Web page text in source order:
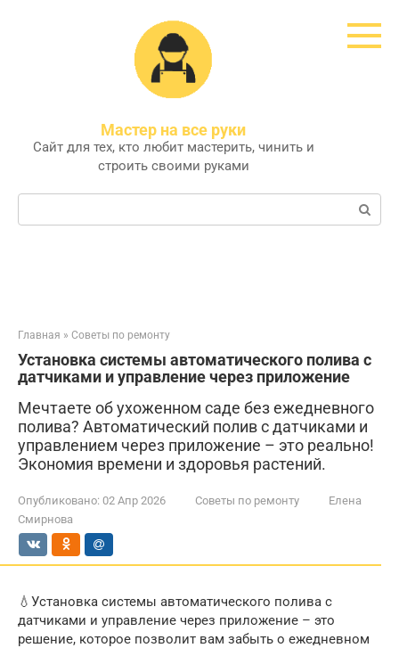
Мастер на все руки
Сайт для тех, кто любит мастерить, чинить и
строить своими руками
Поиск:
Главная » Советы по ремонту
Установка системы автоматического полива с
датчиками и управление через приложение
Мечтаете об ухоженном саде без ежедневного
полива? Автоматический полив с датчиками и
управлением через приложение – это реально!
Экономия времени и здоровья растений.
Опубликовано: 02 Апр 2026 Советы по ремонту
Елена
Смирнова
💧Установка системы автоматического полива с
датчиками и управление через приложение – это
решение, которое позволит вам забыть о ежедневном